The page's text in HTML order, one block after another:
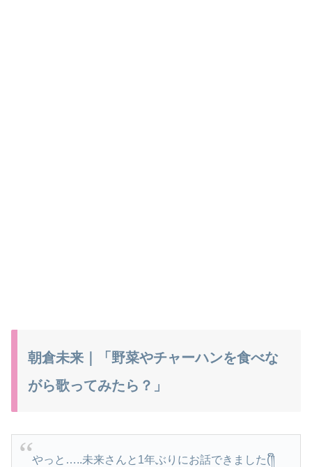
朝倉未来｜「野菜やチャーハンを食べな
がら歌ってみたら？」
やっと…..未来さんと1年ぶりにお話できました(༎ຶ